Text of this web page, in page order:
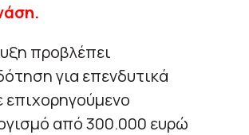
προβλέπει
για επενδυτικά
επιχορηγούμενο
από 300.000 ευρώ